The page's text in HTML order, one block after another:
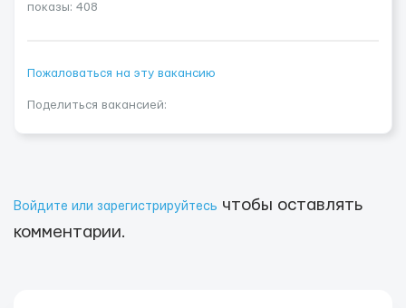
показы: 408
Пожаловаться на эту вакансию
Поделиться вакансией:
Войдите или зарегистрируйтесь чтобы оставлять
комментарии.